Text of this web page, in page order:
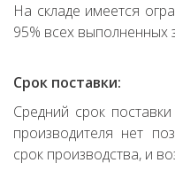
На складе имеется
95% всех выполненных
Срок поставки:
Средний срок
производителя нет
срок производства, и